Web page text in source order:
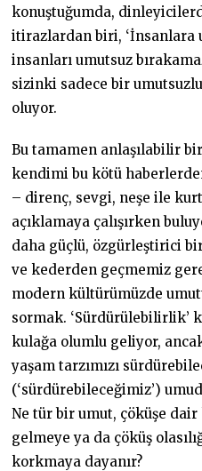
konuştuğumda,
itirazlardan biri, ‘İnsanlara
insanları umutsuz
sizinki sadece bir
oluyor.
Bu tamamen anlaşılabilir
kendimi bu kötü
– direnç, sevgi, neşe ile
açıklamaya çalışırken
daha güçlü, özgürleştirici
ve kederden geçmemiz
modern kültürümüzde
sormak. ‘Sürdürülebilirlik’
kulağa olumlu geliyor, ancak
yaşam tarzımızı
(‘sürdürebileceğimiz’)
Ne tür bir umut, çöküşe
gelmeye ya da çöküş
korkmaya dayanır?